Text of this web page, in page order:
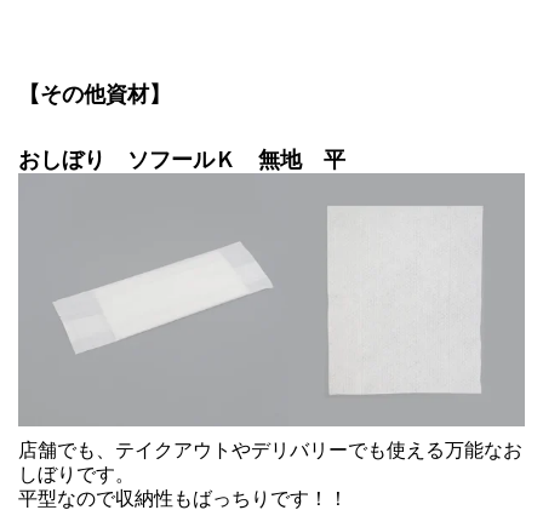
【その他資材】
おしぼり ソフールＫ 無地 平
店舗でも、テイクアウトやデリバリーでも使える万能なお
しぼりです。
平型なので収納性もばっちりです！！